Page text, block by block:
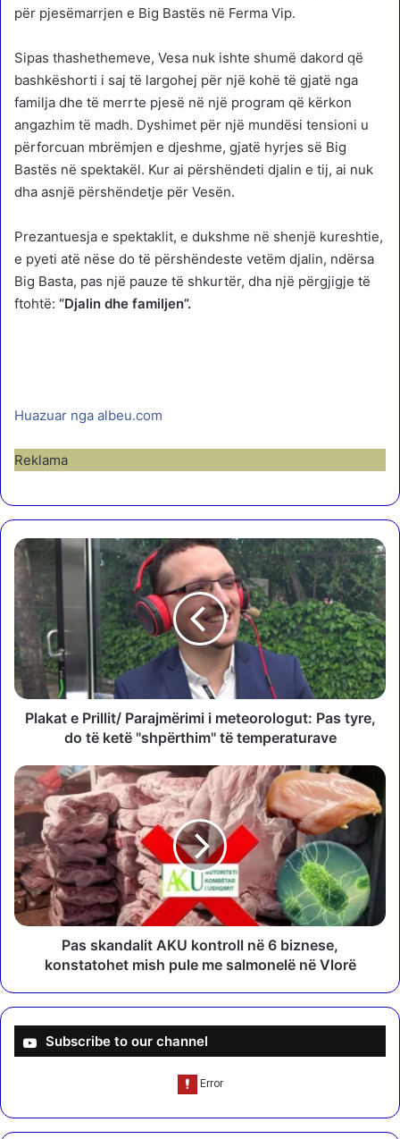
për pjesëmarrjen e Big Bastës në Ferma Vip.
Sipas thashethemeve, Vesa nuk ishte shumë dakord që
bashkëshorti i saj të largohej për një kohë të gjatë nga
familja dhe të merrte pjesë në një program që kërkon
angazhim të madh. Dyshimet për një mundësi tensioni u
përforcuan mbrëmjen e djeshme, gjatë hyrjes së Big
Bastës në spektakël. Kur ai përshëndeti djalin e tij, ai nuk
dha asnjë përshëndetje për Vesën.
Prezantuesja e spektaklit, e dukshme në shenjë kureshtie,
e pyeti atë nëse do të përshëndeste vetëm djalin, ndërsa
Big Basta, pas një pauze të shkurtër, dha një përgjigje të
ftohtë: “Djalin dhe familjen”.
Huazuar nga albeu.com
Reklama
P
a
k
t
e
P
r
i
t
/
P
a
r
a
j
m
m
m
o
Plakat e Prillit/ Parajmërimi i meteorologut: Pas tyre,
do të ketë "shpërthim" të temperaturave
P
a
s
s
k
a
n
d
a
k
r
Pas skandalit AKU kontroll në 6 biznese,
konstatohet mish pule me salmonelë në Vlorë
Subscribe to our channel